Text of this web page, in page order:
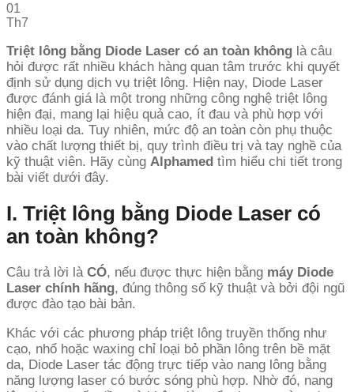
01
Th7
Triệt lông bằng Diode Laser có an toàn không là câu
hỏi được rất nhiều khách hàng quan tâm trước khi quyết
định sử dụng dịch vụ triệt lông. Hiện nay, Diode Laser
được đánh giá là một trong những công nghệ triệt lông
hiện đại, mang lại hiệu quả cao, ít đau và phù hợp với
nhiều loại da. Tuy nhiên, mức độ an toàn còn phụ thuộc
vào chất lượng thiết bị, quy trình điều trị và tay nghề của
kỹ thuật viên. Hãy cùng Alphamed tìm hiểu chi tiết trong
bài viết dưới đây.
I. Triệt lông bằng Diode Laser có
an toàn không?
Câu trả lời là CÓ, nếu được thực hiện bằng máy Diode
Laser chính hãng, đúng thông số kỹ thuật và bởi đội ngũ
được đào tạo bài bản.
Khác với các phương pháp triệt lông truyền thống như
cạo, nhổ hoặc waxing chỉ loại bỏ phần lông trên bề mặt
da, Diode Laser tác động trực tiếp vào nang lông bằng
năng lượng laser có bước sóng phù hợp. Nhờ đó, nang